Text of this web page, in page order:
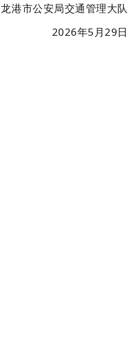
龙港市公安局交通管理大队
2026年5月29日